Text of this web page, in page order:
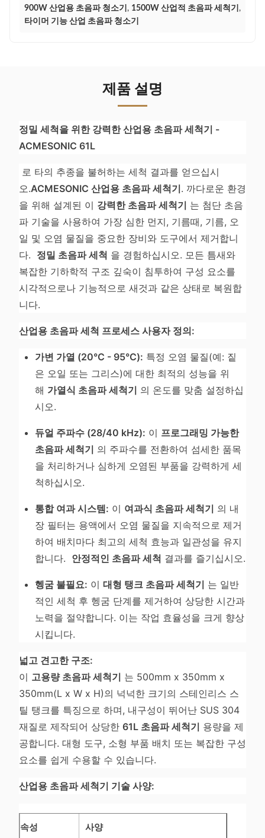
900W 산업용 초음파 청소기 , 1500W 산업적 초음파 세척기 ,
타이머 기능 산업 초음파 청소기
제품 설명
정밀 세척을 위한 강력한 산업용 초음파 세척기 -
ACMESONIC 61L
로 타의 추종을 불허하는 세척 결과를 얻으십시
오.ACMESONIC 산업용 초음파 세척기. 까다로운 환경
을 위해 설계된 이 강력한 초음파 세척기 는 첨단 초음
파 기술을 사용하여 가장 심한 먼지, 기름때, 기름, 오
일 및 오염 물질을 중요한 장비와 도구에서 제거합니
다. 정밀 초음파 세척 을 경험하십시오. 모든 틈새와
복잡한 기하학적 구조 깊숙이 침투하여 구성 요소를
시각적으로나 기능적으로 새것과 같은 상태로 복원합
니다.
산업용 초음파 세척 프로세스 사용자 정의:
가변 가열 (20°C - 95°C): 특정 오염 물질(예: 짙
은 오일 또는 그리스)에 대한 최적의 성능을 위
해 가열식 초음파 세척기 의 온도를 맞춤 설정하십
시오.
듀얼 주파수 (28/40 kHz): 이 프로그래밍 가능한
초음파 세척기 의 주파수를 전환하여 섬세한 품목
을 처리하거나 심하게 오염된 부품을 강력하게 세
척하십시오.
통합 여과 시스템: 이 여과식 초음파 세척기 의 내
장 필터는 용액에서 오염 물질을 지속적으로 제거
하여 배치마다 최고의 세척 효능과 일관성을 유지
합니다. 안정적인 초음파 세척 결과를 즐기십시오.
헹굼 불필요: 이대형 탱크 초음파 세척기 는 일반
적인 세척 후 헹굼 단계를 제거하여 상당한 시간과
노력을 절약합니다. 이는 작업 효율성을 크게 향상
시킵니다.
넓고 견고한 구조:
이 고용량 초음파 세척기 는 500mm x 350mm x
350mm(L x W x H)의 넉넉한 크기의 스테인리스 스
틸 탱크를 특징으로 하며, 내구성이 뛰어난 SUS 304
재질로 제작되어 상당한 61L 초음파 세척기 용량을 제
공합니다. 대형 도구, 소형 부품 배치 또는 복잡한 구성
요소를 쉽게 수용할 수 있습니다.
산업용 초음파 세척기 기술 사양:
속성 사양